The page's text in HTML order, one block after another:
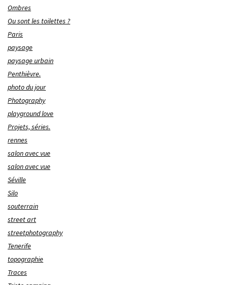
Ombres
Ou sont les toilettes ?
Paris
paysage
paysage urbain
Penthièvre.
photo du jour
Photography
playground love
Projets, séries.
rennes
salon avec vue
salon avec vue
Séville
Silo
souterrain
street art
streetphotography
Tenerife
topographie
Traces